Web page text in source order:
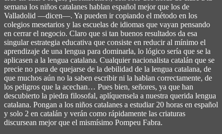
semana los niños catalanes hablan español mejor que los de
Valladolid ―dicen―. Ya pueden ir copiando el método en los
colegios mesetarios y las escuelas de idiomas que vayan pensando
en cerrar el negocio. Claro que si tan buenos resultados da esa
singular estrategia educativa que consiste en reducir al mínimo el
aprendizaje de una lengua para dominarla, lo lógico sería que se la
aplicasen a la lengua catalana. Cualquier nacionalista catalán que se
precie no para de quejarse de la debilidad de la lengua catalana, de
que muchos aún no la saben escribir ni la hablan correctamente, de
los peligros que la acechan… Pues bien, señores, ya que han
descubierto la piedra filosofal, aplíquensela a nuestra querida lengua
catalana. Pongan a los niños catalanes a estudiar 20 horas en español
y solo 2 en catalán y verán como rápidamente las criaturas
discursean mejor que el mismísimo Pompeu Fabra.